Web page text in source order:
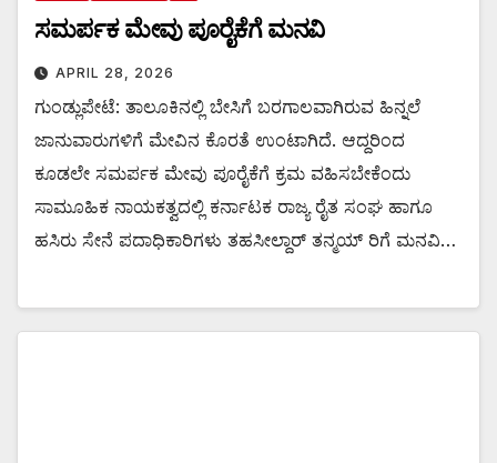
ಸಮರ್ಪಕ ಮೇವು ಪೂರೈಕೆಗೆ ಮನವಿ
APRIL 28, 2026
ಗುಂಡ್ಲುಪೇಟೆ: ತಾಲೂಕಿನಲ್ಲಿ ಬೇಸಿಗೆ ಬರಗಾಲವಾಗಿರುವ ಹಿನ್ನಲೆ
ಜಾನುವಾರುಗಳಿಗೆ ಮೇವಿನ ಕೊರತೆ ಉಂಟಾಗಿದೆ. ಆದ್ದರಿಂದ
ಕೂಡಲೇ ಸಮರ್ಪಕ ಮೇವು ಪೂರೈಕೆಗೆ ಕ್ರಮ ವಹಿಸಬೇಕೆಂದು
ಸಾಮೂಹಿಕ ನಾಯಕತ್ವದಲ್ಲಿ ಕರ್ನಾಟಕ ರಾಜ್ಯ ರೈತ ಸಂಘ ಹಾಗೂ
ಹಸಿರು ಸೇನೆ ಪದಾಧಿಕಾರಿಗಳು ತಹಸೀಲ್ದಾರ್ ತನ್ಮಯ್ ರಿಗೆ ಮನವಿ…